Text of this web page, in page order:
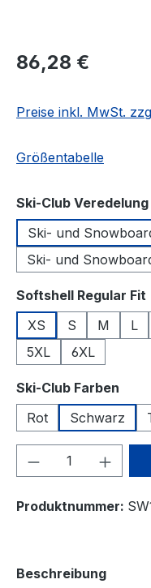
Regulärer Preis:
86,28 €
Preise inkl. MwSt.
Größentabelle
Ski-Club Veredelung
Ski- und
Ski- und
Softshell Regular Fit
XS
S M L
5XL
6XL
Ski-Club Farben
Rot
Schwarz
Produkt
Produktnummer:
Beschreibung